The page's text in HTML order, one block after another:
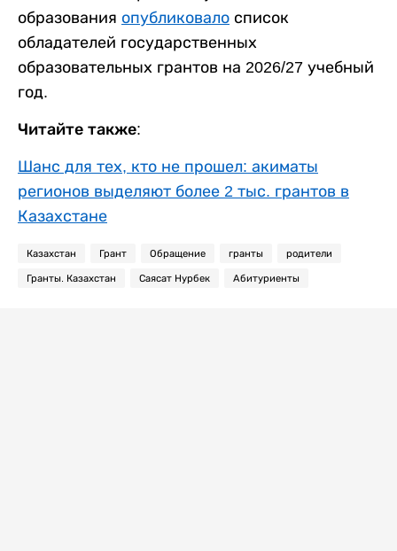
образования опубликовало список
обладателей государственных
образовательных грантов на 2026/27 учебный
год.
Читайте также:
Шанс для тех, кто не прошел: акиматы
регионов выделяют более 2 тыс. грантов в
Казахстане
Казахстан Грант Обращение гранты родители
Гранты. Казахстан Саясат Нурбек Абитуриенты